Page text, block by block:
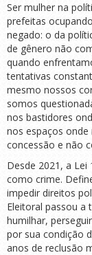
Ser mulher na
prefeitas
negado: o da
de gênero não
quando
tentativas
mesmo nossos
somos
nos bastidores
nos espaços
concessão e não
Desde 2021, a Lei
como crime.
impedir direitos
Eleitoral passou a
humilhar,
por sua condição
anos de reclusão